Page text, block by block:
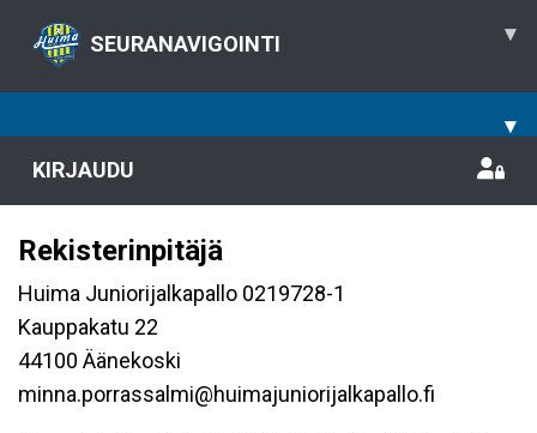
SEURANAVIGOINTI ▾
▾
KIRJAUDU
Rekisterinpitäjä
Huima Juniorijalkapallo 0219728-1
Kauppakatu 22
44100 Äänekoski
minna.porrassalmi@huimajuniorijalkapallo.fi